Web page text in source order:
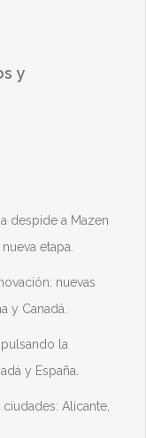
y
despide a Mazen
etapa.
nuevas
y Canadá.
la
y España.
Alicante,